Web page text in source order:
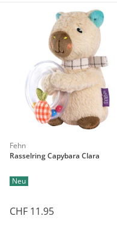
Fehn
Rasselring Capybara Clara
Neu
CHF 11.95